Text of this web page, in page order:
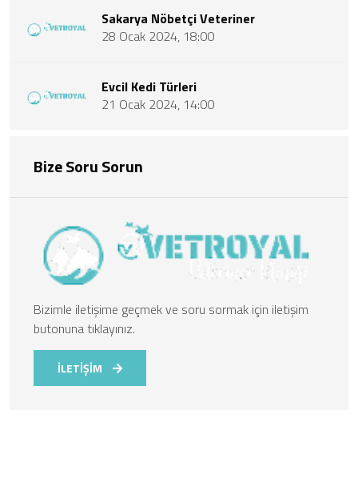
Sakarya Nöbetçi Veteriner
28 Ocak 2024, 18:00
Evcil Kedi Türleri
21 Ocak 2024, 14:00
Bize Soru Sorun
Bizimle iletişime geçmek ve soru sormak için iletişim
butonuna tıklayınız.
İLETİŞİM